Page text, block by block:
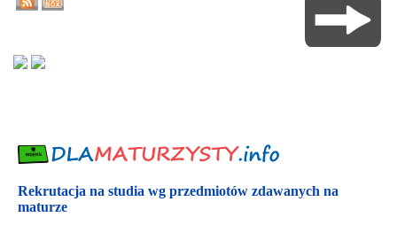
Rekrutacja na studia wg przedmiotów zdawanych na
maturze